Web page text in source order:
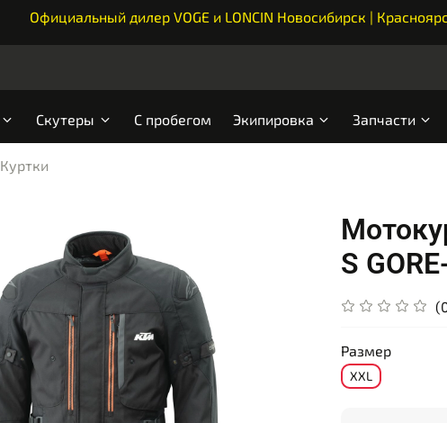
Официальный дилер VOGE и LONCIN Новосибирск |
Скутеры С пробегом Экипировка Запчасти
Куртки
S
Размер
XXL